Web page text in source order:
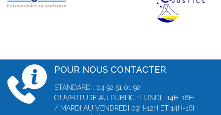
POUR NOUS CONTACTER
STANDARD : 04 92 51 01 92
OUVERTURE AU PUBLIC : LUNDI : 14H-16H
/ MARDI AU VENDREDI 09H-12H ET 14H-16H